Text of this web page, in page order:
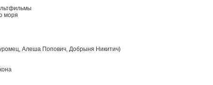
моря
Алеша Попович, Добрыня Никитич)